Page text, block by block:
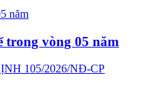
trong vòng 05 năm